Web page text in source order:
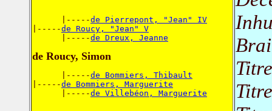
      |-----
de Pierrepont, "Jean" IV
|-----de Roucy, "Jean" V
      |-----
de Dreux, Jeanne
de Roucy, Simon
      |-----
de Bommiers, Thibault
|-----de Bommiers, Marguerite
      |-----
de Villebéon, Marguerite